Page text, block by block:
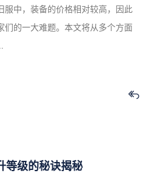
服中，装备的价格相对较高，因此
们的一大难题。本文将从多个方面
等级的秘诀揭秘